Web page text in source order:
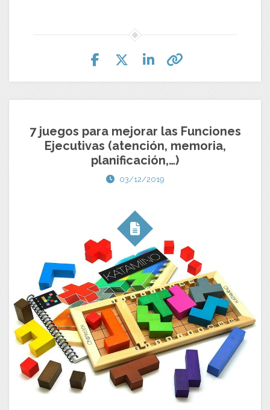
7 juegos para mejorar las Funciones
Ejecutivas (atención, memoria,
planificación,…)
03/12/2019